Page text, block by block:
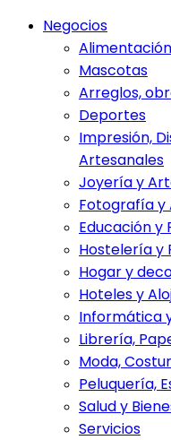
Negocios
Alimentación
Mascotas
Arreglos,
Deportes
Impresión,
Artesanales
Joyería y
Fotografía y
Educación y
Hostelería y
Hogar y
Hoteles y
Informática
Librería,
Moda,
Peluquería,
Salud y
Servicios